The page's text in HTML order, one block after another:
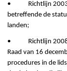
• Richtlĳn 2003/
betreffende de
landen;
• Richtlijn 2008/
Raad van 16
procedures in de